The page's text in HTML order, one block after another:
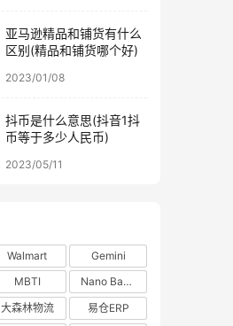
亚马逊精品和铺货有什么
区别(精品和铺货哪个好)
2023/01/08
抖币是什么意思(抖音1抖
币等于多少人民币)
2023/05/11
Walmart
Gemini
MBTI
Nano Banana
大森林物流
易仓ERP